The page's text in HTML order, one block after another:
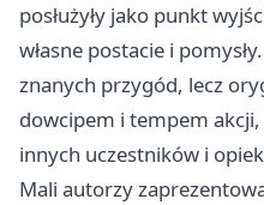
posłużyły jako punkt
własne postacie i
znanych przygód, lecz
dowcipem i tempem akcji,
innych uczestników i
Mali autorzy